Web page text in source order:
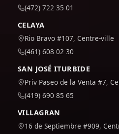
(472) 722 35 01
CELAYA
Rio Bravo #107, Centre-ville
(461) 608 02 30
SAN JOSÉ ITURBIDE
Priv Paseo de la Venta #7,
(419) 690 85 65
VILLAGRAN
16 de Septiembre #909,